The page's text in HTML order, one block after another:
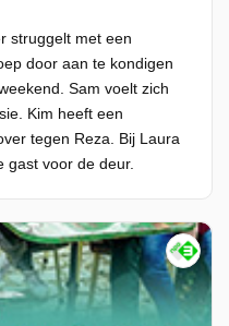
struggelt met een
door aan te kondigen
Sam voelt zich
Kim heeft een
tegen Reza. Bij Laura
gast voor de deur.